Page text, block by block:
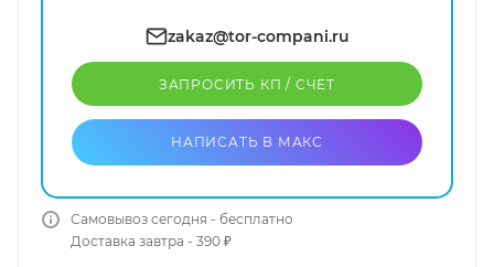
zakaz@tor-compani.ru
ЗАПРОСИТЬ КП / CЧЕТ
НАПИСАТЬ В МАКС
Самовывоз сегодня - бесплатно
Доставка завтра - 390 ₽